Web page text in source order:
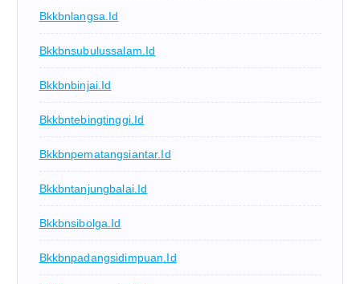
Bkkbnlangsa.id
Bkkbnsubulussalam.id
Bkkbnbinjai.id
Bkkbntebingtinggi.id
Bkkbnpematangsiantar.id
Bkkbntanjungbalai.id
Bkkbnsibolga.id
Bkkbnpadangsidimpuan.id